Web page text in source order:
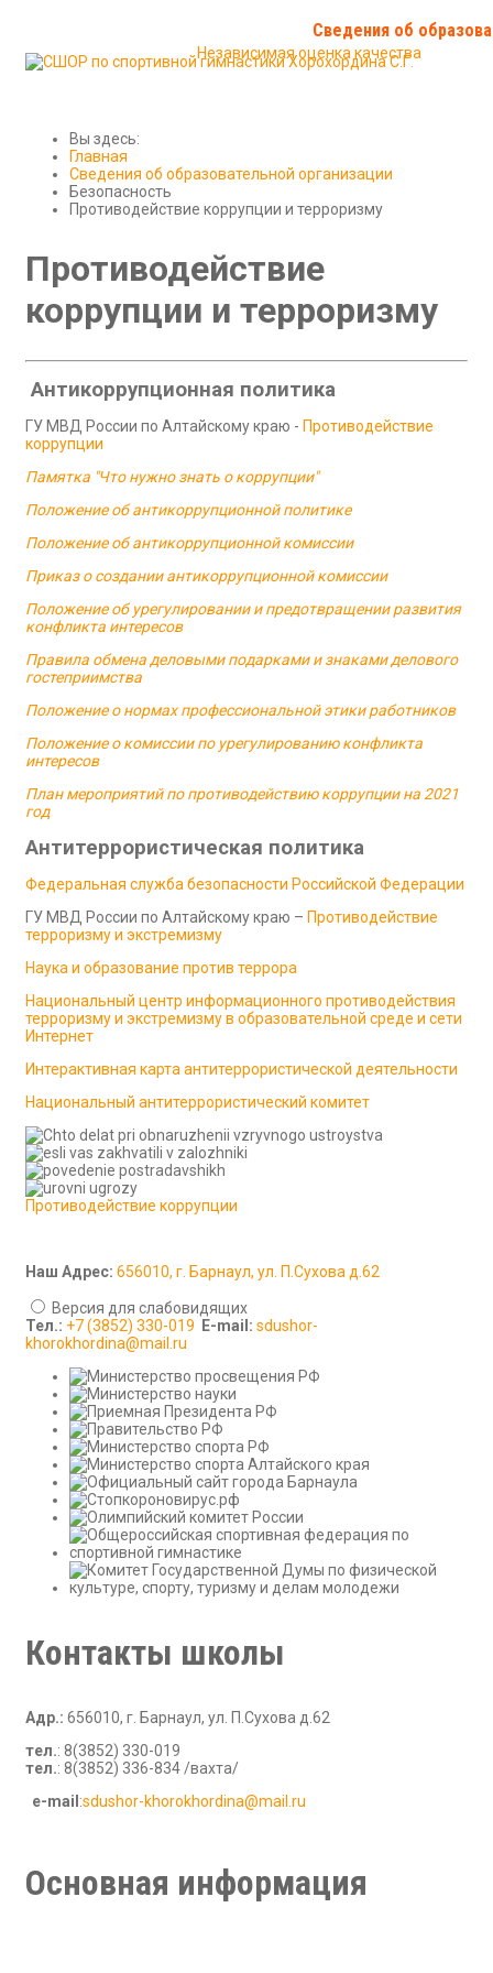
Сведения об
Вы здесь:
Главная
Сведения об образовательной организации
Безопасность
Противодействие коррупции и терроризму
Противодействие
коррупции и терроризму
Антикоррупционная политика
ГУ МВД России по Алтайскому краю - Противодействие
коррупции
Памятка "Что нужно знать о коррупции"
Положение об антикоррупционной политике
Положение об антикоррупционной комиссии
Приказ о создании антикоррупционной комиссии
Положение об урегулировании и предотвращении развития
конфликта интересов
Правила обмена деловыми подарками и знаками делового
гостеприимства
Положение о нормах профессиональной этики работников
Положение о комиссии по урегулированию конфликта
интересов
План мероприятий по противодействию коррупции на 2021
год
Антитеррористическая политика
Федеральная служба безопасности Российской Федерации
ГУ МВД России по Алтайскому краю – Противодействие
терроризму и экстремизму
Наука и образование против террора
Национальный центр информационного противодействия
терроризму и экстремизму в образовательной среде и сети
Интернет
Интерактивная карта антитеррористической деятельности
Национальный антитеррористический комитет
Противодействие коррупции
Наш Адрес: 656010, г. Барнаул, ул. П.Сухова д.62
Независимая оценка качества
Версия для слабовидящих
Тел.: +7 (3852) 330-019 E-mail: sdushor-
khorokhordina@mail.ru
Контакты школы
Адр.: 656010, г. Барнаул, ул. П.Сухова д.62
тел.: 8(3852) 330-019
тел.: 8(3852) 336-834 /вахта/
е-mail :sdushor-khorokhordina@mail.ru
этапе обзоры включают
superboss casino
казино. Такой подход снижает неопределенность.
Основная информация